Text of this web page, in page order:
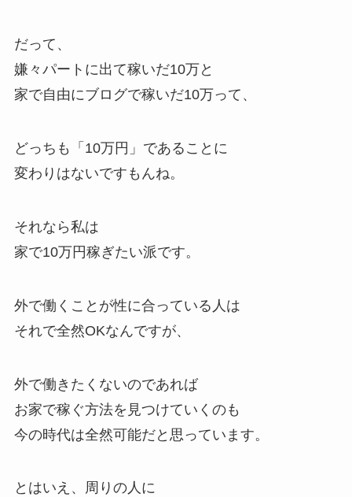
だって、
嫌々パートに出て稼いだ10万と
家で自由にブログで稼いだ10万って、
どっちも「10万円」であることに
変わりはないですもんね。
それなら私は
家で10万円稼ぎたい派です。
外で働くことが性に合っている人は
それで全然OKなんですが、
外で働きたくないのであれば
お家で稼ぐ方法を見つけていくのも
今の時代は全然可能だと思っています。
とはいえ、周りの人に